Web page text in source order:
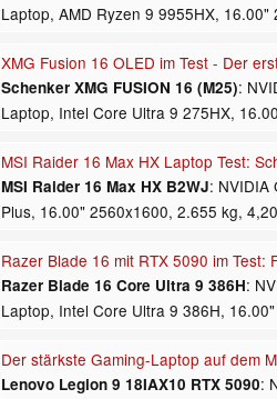
Laptop, AMD Ryzen 9 9955HX,
XMG Fusion 16 OLED im Test - Der
Schenker XMG FUSION 16 (M25):
Laptop, Intel Core Ultra 9 275HX,
MSI Raider 16 Max HX Laptop Test:
MSI Raider 16 Max HX B2WJ: NVIDIA
Plus, 16.00" 2560x1600, 2.655 kg,
Razer Blade 16 mit RTX 5090 im Test:
Razer Blade 16 Core Ultra 9 386H:
Laptop, Intel Core Ultra 9 386H,
Der stärkste Gaming-Laptop auf dem
Lenovo Legion 9 18IAX10 RTX 5090: